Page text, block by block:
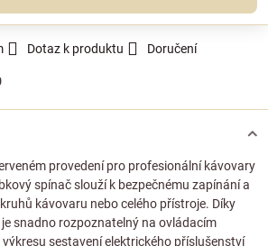
Dotaz k produktu Doručení
provedení pro profesionální kávovary
spínač slouží k bezpečnému zapínání a
kávovaru nebo celého přístroje. Díky
snadno rozpoznatelný na ovládacím
sestavení elektrického příslušenství